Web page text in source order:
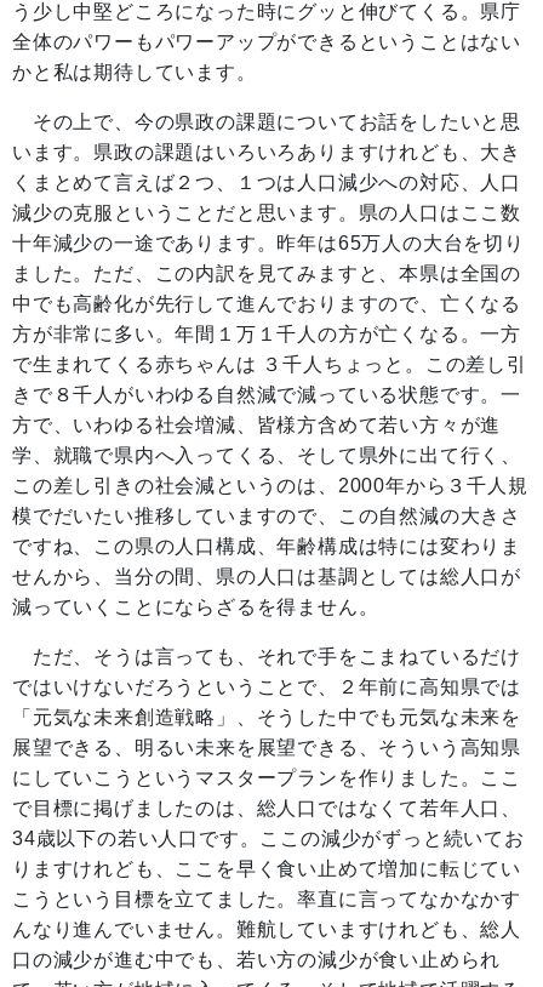
う少し中堅どころになった時にグッと伸びてくる。県庁
全体のパワーもパワーアップができるということはない
かと私は期待しています。
その上で、今の県政の課題についてお話をしたいと思
います。県政の課題はいろいろありますけれども、大き
くまとめて言えば２つ、１つは人口減少への対応、人口
減少の克服ということだと思います。県の人口はここ数
十年減少の一途であります。昨年は65万人の大台を切り
ました。ただ、この内訳を見てみますと、本県は全国の
中でも高齢化が先行して進んでおりますので、亡くなる
方が非常に多い。年間１万１千人の方が亡くなる。一方
で生まれてくる赤ちゃんは ３千人ちょっと。この差し引
きで８千人がいわゆる自然減で減っている状態です。一
方で、いわゆる社会増減、皆様方含めて若い方々が進
学、就職で県内へ入ってくる、そして県外に出て行く、
この差し引きの社会減というのは、2000年から３千人規
模でだいたい推移していますので、この自然減の大きさ
ですね、この県の人口構成、年齢構成は特には変わりま
せんから、当分の間、県の人口は基調としては総人口が
減っていくことにならざるを得ません。
ただ、そうは言っても、それで手をこまねているだけ
ではいけないだろうということで、２年前に高知県では
「元気な未来創造戦略」、そうした中でも元気な未来を
展望できる、明るい未来を展望できる、そういう高知県
にしていこうというマスタープランを作りました。ここ
で目標に掲げましたのは、総人口ではなくて若年人口、
34歳以下の若い人口です。ここの減少がずっと続いてお
りますけれども、ここを早く食い止めて増加に転じてい
こうという目標を立てました。率直に言ってなかなかす
んなり進んでいません。難航していますけれども、総人
口の減少が進む中でも、若い方の減少が食い止められ